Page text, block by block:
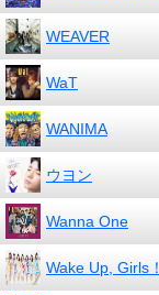
WEAVER
WaT
WANIMA
ウヨン
Wanna One
Wake Up, Girls！